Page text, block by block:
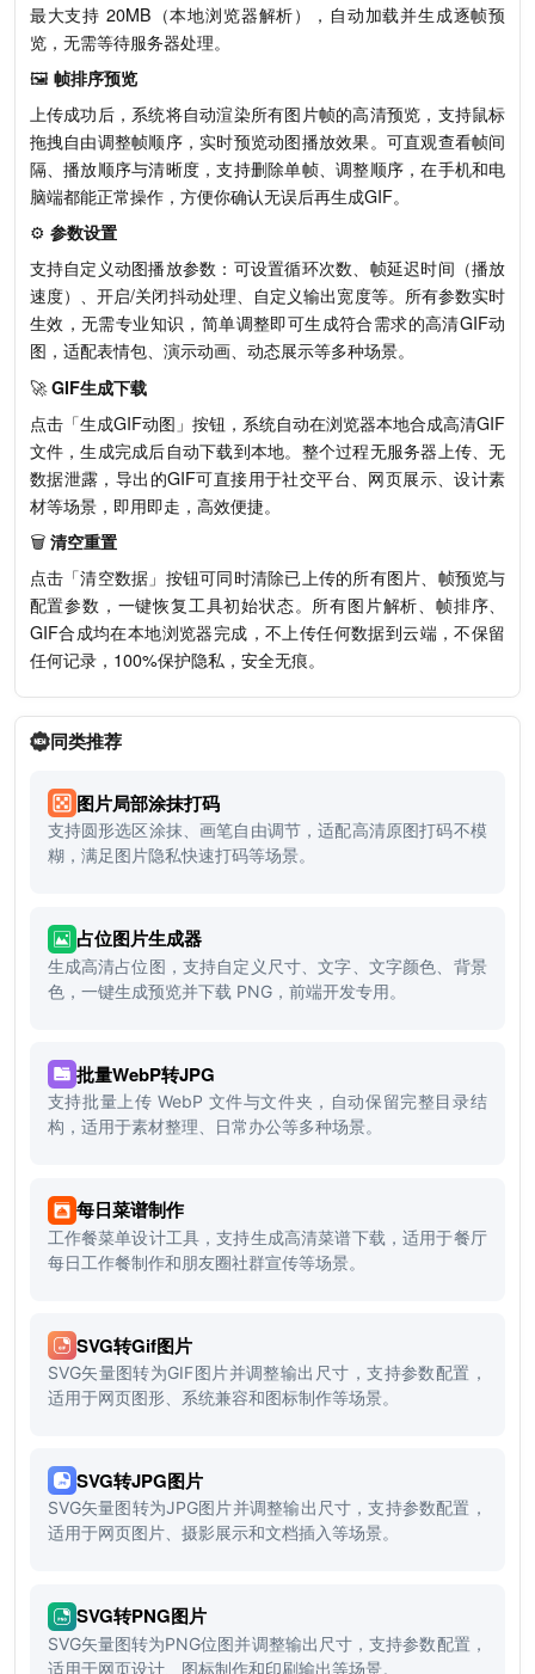
最大支持 20MB（本地浏览器解析），自动加载并生成逐帧预
览，无需等待服务器处理。
🖼️ 帧排序预览
上传成功后，系统将自动渲染所有图片帧的高清预览，支持鼠标
拖拽自由调整帧顺序，实时预览动图播放效果。可直观查看帧间
隔、播放顺序与清晰度，支持删除单帧、调整顺序，在手机和电
脑端都能正常操作，方便你确认无误后再生成GIF。
⚙️ 参数设置
支持自定义动图播放参数：可设置循环次数、帧延迟时间（播放
速度）、开启/关闭抖动处理、自定义输出宽度等。所有参数实时
生效，无需专业知识，简单调整即可生成符合需求的高清GIF动
图，适配表情包、演示动画、动态展示等多种场景。
🚀GIF生成下载
点击「生成GIF动图」按钮，系统自动在浏览器本地合成高清GIF
文件，生成完成后自动下载到本地。整个过程无服务器上传、无
数据泄露，导出的GIF可直接用于社交平台、网页展示、设计素
材等场景，即用即走，高效便捷。
🗑️ 清空重置
点击「清空数据」按钮可同时清除已上传的所有图片、帧预览与
配置参数，一键恢复工具初始状态。所有图片解析、帧排序、
GIF合成均在本地浏览器完成，不上传任何数据到云端，不保留
任何记录，100%保护隐私，安全无痕。
同类推荐
图片局部涂抹打码
支持圆形选区涂抹、画笔自由调节，适配高清原图打码不模
糊，满足图片隐私快速打码等场景。
占位图片生成器
生成高清占位图，支持自定义尺寸、文字、文字颜色、背景
色，一键生成预览并下载 PNG，前端开发专用。
批量WebP转JPG
支持批量上传 WebP 文件与文件夹，自动保留完整目录结
构，适用于素材整理、日常办公等多种场景。
每日菜谱制作
工作餐菜单设计工具，支持生成高清菜谱下载，适用于餐厅
每日工作餐制作和朋友圈社群宣传等场景。
SVG转Gif图片
SVG矢量图转为GIF图片并调整输出尺寸，支持参数配置，
适用于网页图形、系统兼容和图标制作等场景。
SVG转JPG图片
SVG矢量图转为JPG图片并调整输出尺寸，支持参数配置，
适用于网页图片、摄影展示和文档插入等场景。
SVG转PNG图片
SVG矢量图转为PNG位图并调整输出尺寸，支持参数配置，
适用于网页设计、图标制作和印刷输出等场景。